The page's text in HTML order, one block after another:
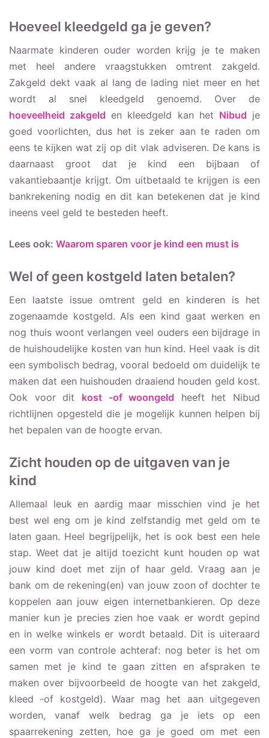
Hoeveel kleedgeld ga je geven?
Naarmate kinderen ouder worden krijg je te maken
met heel andere vraagstukken omtrent zakgeld.
Zakgeld dekt vaak al lang de lading niet meer en het
wordt al snel kleedgeld genoemd. Over de
hoeveelheid zakgeld en kleedgeld kan het Nibud je
goed voorlichten, dus het is zeker aan te raden om
eens te kijken wat zij op dit vlak adviseren. De kans is
daarnaast groot dat je kind een bijbaan of
vakantiebaantje krijgt. Om uitbetaald te krijgen is een
bankrekening nodig en dit kan betekenen dat je kind
ineens veel geld te besteden heeft.
Lees ook: Waarom sparen voor je kind een must is
Wel of geen kostgeld laten betalen?
Een laatste issue omtrent geld en kinderen is het
zogenaamde kostgeld. Als een kind gaat werken en
nog thuis woont verlangen veel ouders een bijdrage in
de huishoudelijke kosten van hun kind. Heel vaak is dit
een symbolisch bedrag, vooral bedoeld om duidelijk te
maken dat een huishouden draaiend houden geld kost.
Ook voor dit kost -of woongeld heeft het Nibud
richtlijnen opgesteld die je mogelijk kunnen helpen bij
het bepalen van de hoogte ervan.
Zicht houden op de uitgaven van je
kind
Allemaal leuk en aardig maar misschien vind je het
best wel eng om je kind zelfstandig met geld om te
laten gaan. Heel begrijpelijk, het is ook best een hele
stap. Weet dat je altijd toezicht kunt houden op wat
jouw kind doet met zijn of haar geld. Vraag aan je
bank om de rekening(en) van jouw zoon of dochter te
koppelen aan jouw eigen internetbankieren. Op deze
manier kun je precies zien hoe vaak er wordt gepind
en in welke winkels er wordt betaald. Dit is uiteraard
een vorm van controle achteraf: nog beter is het om
samen met je kind te gaan zitten en afspraken te
maken over bijvoorbeeld de hoogte van het zakgeld,
kleed -of kostgeld). Waar mag het aan uitgegeven
worden, vanaf welk bedrag ga je iets op een
spaarrekening zetten, hoe ga je goed om met een